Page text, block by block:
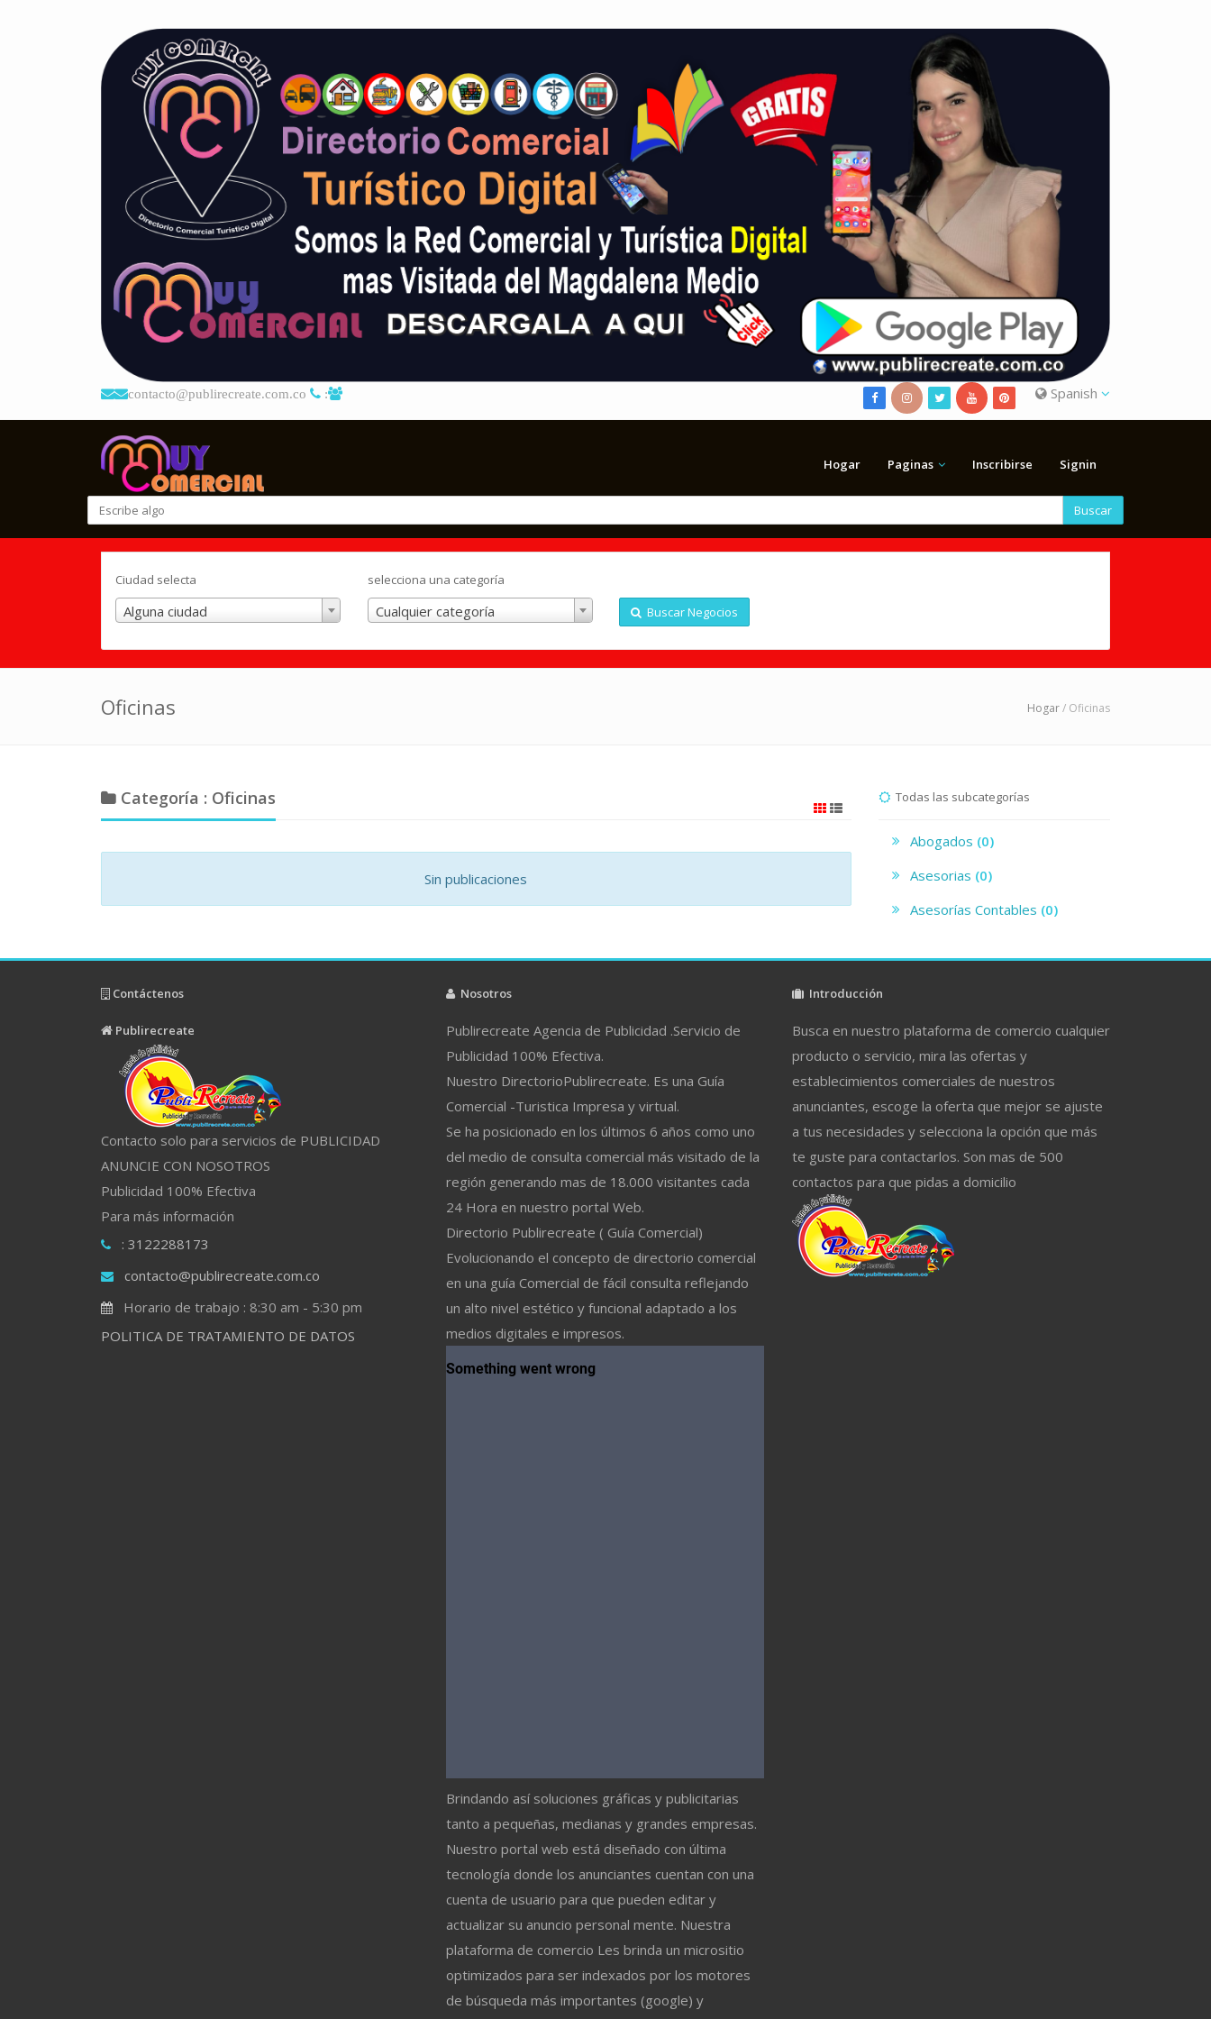
contacto@publirecreate.com.co : Spanish
Hogar Paginas Inscribirse Signin
Buscar
Ciudad selecta
Alguna ciudad
selecciona una categoría
Cualquier categoría Buscar Negocios
Oficinas Hogar/ Oficinas
Categoría : Oficinas
Sin publicaciones
Todas las subcategorías
Abogados
(0)
Asesorias
(0)
Asesorías Contables
(0)
Contáctenos
Publirecreate
Contacto solo para servicios de PUBLICIDAD
ANUNCIE CON NOSOTROS
Publicidad 100% Efectiva
Para más información
: 3122288173
contacto@publirecreate.com.co
Horario de trabajo : 8:30 am - 5:30 pm
POLITICA DE TRATAMIENTO DE DATOS
Nosotros
Publirecreate Agencia de Publicidad .Servicio de
Publicidad 100% Efectiva.
Nuestro DirectorioPublirecreate. Es una Guía
Comercial -Turistica Impresa y virtual.
Se ha posicionado en los últimos 6 años como uno
del medio de consulta comercial más visitado de la
región generando mas de 18.000 visitantes cada
24 Hora en nuestro portal Web.
Directorio Publirecreate ( Guía Comercial)
Evolucionando el concepto de directorio comercial
en una guía Comercial de fácil consulta reflejando
un alto nivel estético y funcional adaptado a los
medios digitales e impresos.
Brindando así soluciones gráficas y publicitarias
tanto a pequeñas, medianas y grandes empresas.
Nuestro portal web está diseñado con última
tecnología donde los anunciantes cuentan con una
cuenta de usuario para que pueden editar y
actualizar su anuncio personal mente. Nuestra
plataforma de comercio Les brinda un micrositio
optimizados para ser indexados por los motores
de búsqueda más importantes (google) y
Introducción
Busca en nuestro plataforma de comercio cualquier
producto o servicio, mira las ofertas y
establecimientos comerciales de nuestros
anunciantes, escoge la oferta que mejor se ajuste
a tus necesidades y selecciona la opción que más
te guste para contactarlos. Son mas de 500
contactos para que pidas a domicilio